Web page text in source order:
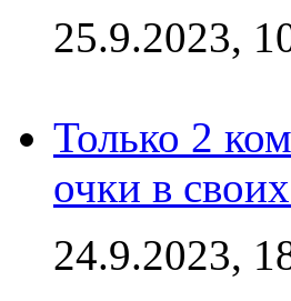
25.9.2023,
Только 2
очки в
24.9.2023,